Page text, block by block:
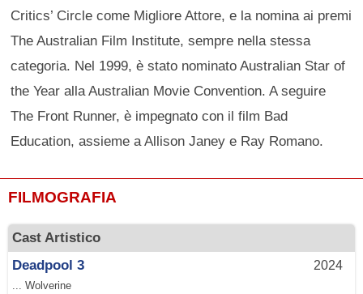
Critics’ Circle come Migliore Attore, e la nomina ai premi
The Australian Film Institute, sempre nella stessa
categoria. Nel 1999, è stato nominato Australian Star of
the Year alla Australian Movie Convention. A seguire
The Front Runner, è impegnato con il film Bad
Education, assieme a Allison Janey e Ray Romano.
FILMOGRAFIA
Cast Artistico
2024
Deadpool 3
... Wolverine